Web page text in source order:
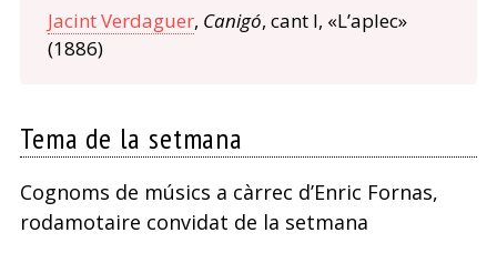
Jacint Verdaguer, Canigó, cant I, «L’aplec»
(1886)
Tema de la setmana
Cognoms de músics a càrrec d’Enric Fornas,
rodamotaire convidat de la setmana